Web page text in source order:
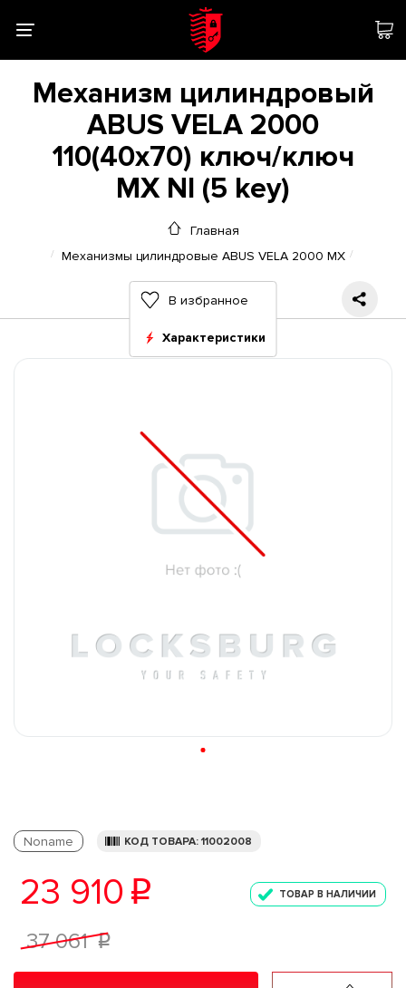
Механизм цилиндровый
ABUS VELA 2000
110(40x70) ключ/ключ
MX NI (5 key)
Главная
Механизмы цилиндровые ABUS VELA 2000 MX
В избранное
Характеристики
Noname КОД ТОВАРА: 11002008
23 910 p ТОВАР В НАЛИЧИИ
37 061 p